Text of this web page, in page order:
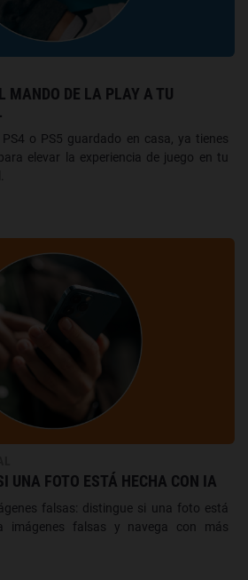
MANDO DE LA PLAY A TU
o PS5 guardado en casa, ya tienes
elevar la experiencia de juego en tu
UNA FOTO ESTÁ HECHA CON IA
falsas: distingue si una foto está
imágenes falsas y navega con más